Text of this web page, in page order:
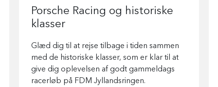
Porsche Racing og historiske
klasser
Glæd dig til at rejse tilbage i tiden sammen
med de historiske klasser, som er klar til at
give dig oplevelsen af godt gammeldags
racerløb på FDM Jyllandsringen.